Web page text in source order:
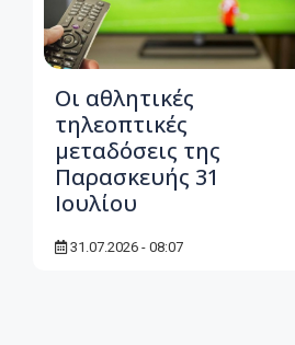
Οι αθλητικές
τηλεοπτικές
μεταδόσεις της
Παρασκευής 31
Ιουλίου
31.07.2026 - 08:07